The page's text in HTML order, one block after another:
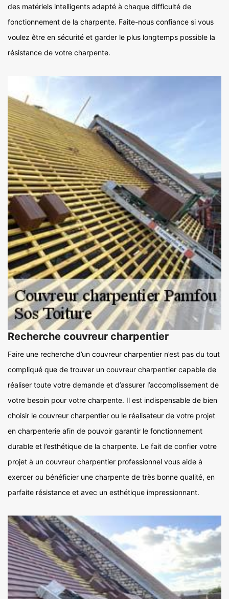
des matériels intelligents adapté à chaque difficulté de
fonctionnement de la charpente. Faite-nous confiance si vous
voulez être en sécurité et garder le plus longtemps possible la
résistance de votre charpente.
Recherche couvreur charpentier
Faire une recherche d’un couvreur charpentier n’est pas du tout
compliqué que de trouver un couvreur charpentier capable de
réaliser toute votre demande et d’assurer l’accomplissement de
votre besoin pour votre charpente. Il est indispensable de bien
choisir le couvreur charpentier ou le réalisateur de votre projet
en charpenterie afin de pouvoir garantir le fonctionnement
durable et l’esthétique de la charpente. Le fait de confier votre
projet à un couvreur charpentier professionnel vous aide à
exercer ou bénéficier une charpente de très bonne qualité, en
parfaite résistance et avec un esthétique impressionnant.